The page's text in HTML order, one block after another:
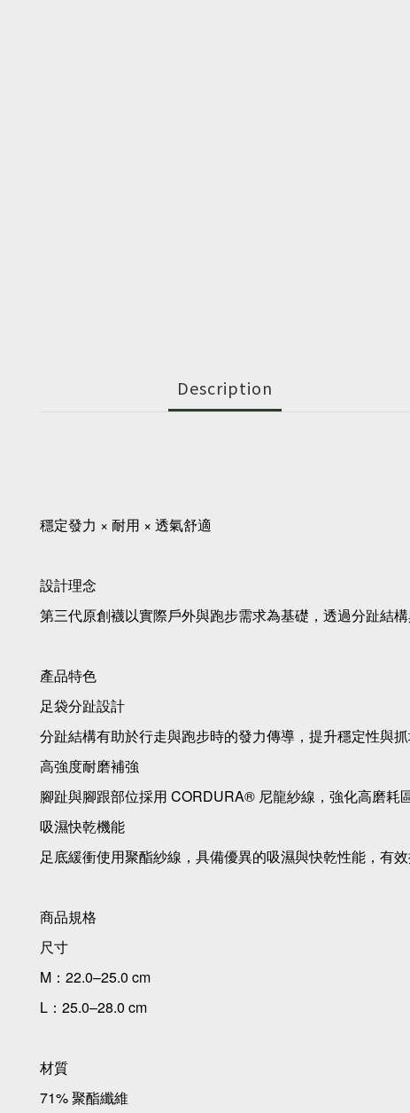
Description
穩定發力 × 耐用 × 透氣舒適
設計理念
第三代原創襪以實際戶外與跑步需求為基礎，透過分趾結
產品特色
足袋分趾設計
分趾結構有助於行走與跑步時的發力傳導，提升穩定性與
高強度耐磨補強
腳趾與腳跟部位採用 CORDURA® 尼龍紗線，強化高磨耗
吸濕快乾機能
足底緩衝使用聚酯紗線，具備優異的吸濕與快乾性能，有效
商品規格
尺寸
M：22.0–25.0 cm
L：25.0–28.0 cm
材質
71% 聚酯纖維